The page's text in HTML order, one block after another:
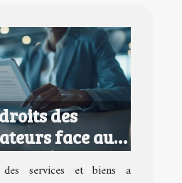
des
face aux
numériques
des services et biens a